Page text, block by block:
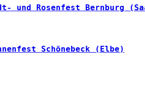
und Rosenfest Bernburg
Schönebeck (Elbe)